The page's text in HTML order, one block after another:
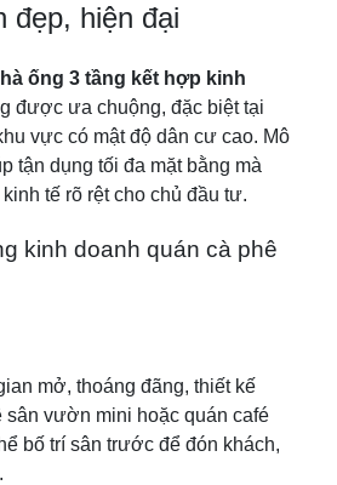
đẹp, hiện đại
ống 3 tầng kết hợp kinh
được ưa chuộng, đặc biệt tại
vực có mật độ dân cư cao. Mô
tận dụng tối đa mặt bằng mà
tế rõ rệt cho chủ đầu tư.
kinh doanh quán cà phê
mở, thoáng đãng, thiết kế
sân vườn mini hoặc quán café
bố trí sân trước để đón khách,